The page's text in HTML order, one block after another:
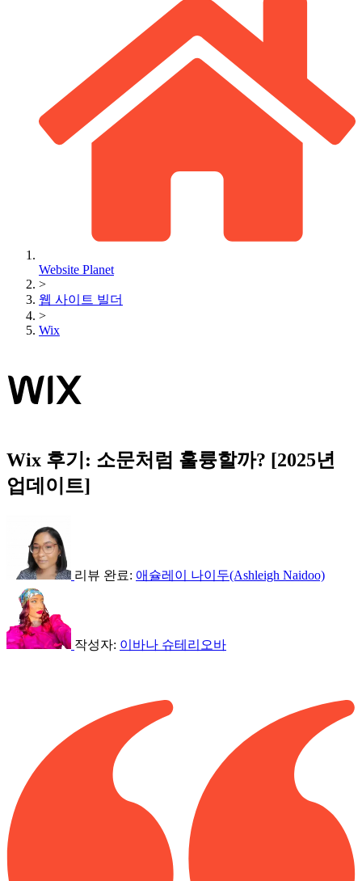
Website Planet
>
웹 사이트 빌더
>
Wix
Wix 후기: 소문처럼 훌륭할까? [2025년
업데이트]
리뷰 완료: 애슐레이 나이두(Ashleigh Naidoo)
작성자: 이바나 슈테리오바